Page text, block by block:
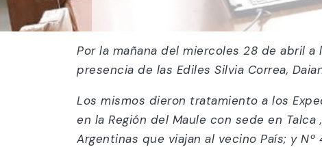
Por la mañana del miercoles 28 de abril a
presencia de las Ediles Silvia Correa,
Los mismos dieron tratamiento a los
en la Región del Maule con sede en
Argentinas que viajan al vecino País; y